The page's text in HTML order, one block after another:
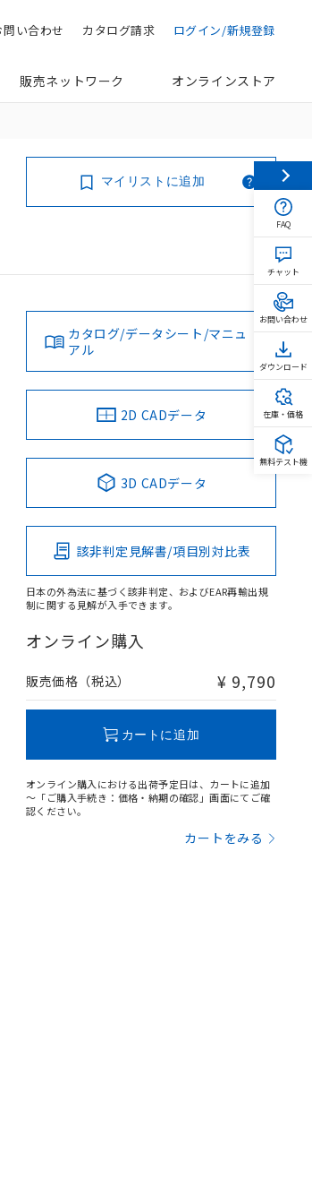
ログイン/新規登録
カタログ請求
問い合わせ
販売ネットワーク オンラインストア
マイリストに追加
カタログ/データシート/マニュ
アル
2D CADデータ
3D CADデータ
該非判定見解書/項目別対比表
日本の外為法に基づく該非判定、およびEAR再輸出規
制に関する見解が入手できます。
オンライン購入
販売価格（税込） ¥ 9,790
カートに追加
オンライン購入における出荷予定日は、カートに追加
～「ご購入手続き：価格・納期の確認」画面にてご確
認ください。
カートをみる
FAQ
チャット
お問い合わせ
ダウンロード
在庫・価格
無料テスト機